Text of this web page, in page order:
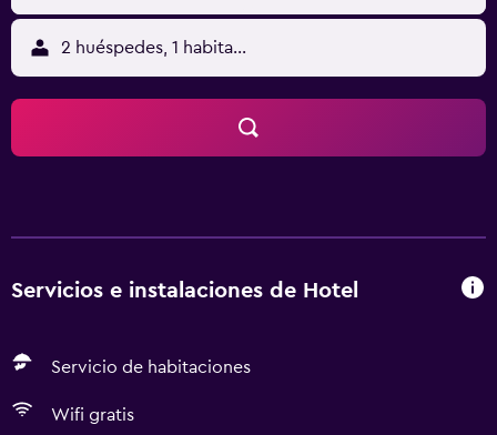
2 huéspedes, 1 habitación
Servicios e instalaciones de Hotel
Servicio de habitaciones
Wifi gratis